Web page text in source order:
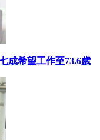
成希望工作至73.6歲